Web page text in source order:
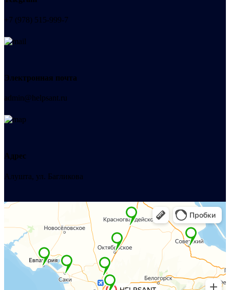
+7 (978) 515-999-7
Электронная почта
admin@helpsant.ru
Адрес
Алушта, ул. Багликова